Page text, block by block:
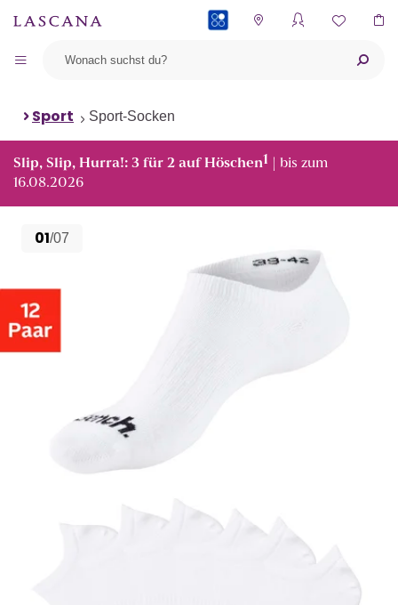
Sport Sport-Socken
Slip, Slip, Hurra!: 3 für 2 auf Höschen1 | bis zum
16.08.2026
01/07